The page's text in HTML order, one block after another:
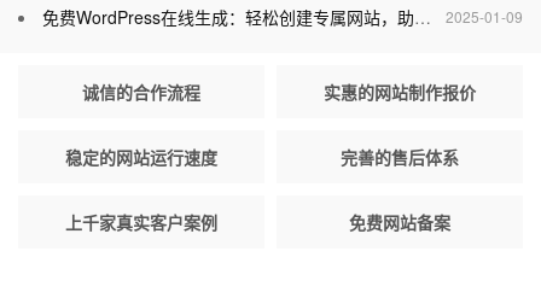
2025-01-09
免费WordPress在线生成：轻松创建专属网站，助力个人与企业腾飞
诚信的合作流程 实惠的网站制作报价
稳定的网站运行速度 完善的售后体系
上千家真实客户案例 免费网站备案